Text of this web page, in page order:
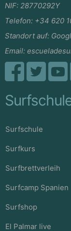
Surfschule
Surfkurs
Surfbrettverleih
Surfcamp Spanien
Surfshop
El Palmar live
NIF: 28770292Y
Telefon: +34 620
Standort auf:
Email: